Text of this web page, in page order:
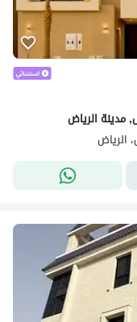
الرياض
الرياض